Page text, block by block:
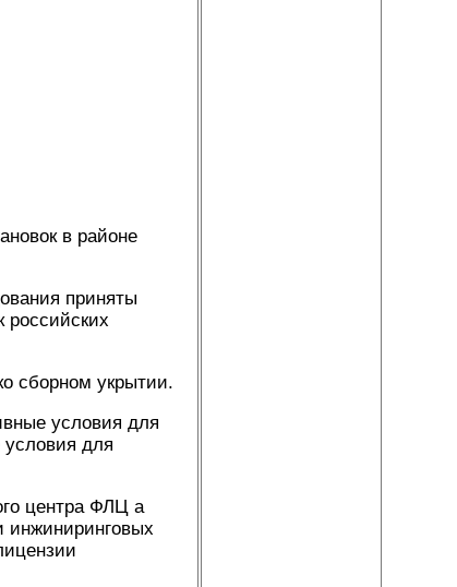
в районе
приняты
российских
сборном укрытии.
условия для
для
центра ФЛЦ а
инжиниринговых